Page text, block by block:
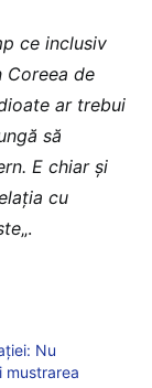
ce inclusiv
Coreea de
ar trebui
să
E chiar și
cu
„.
Nu
mustrarea